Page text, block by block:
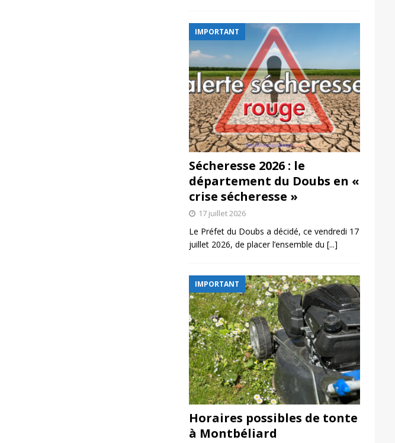
IMPORTANT
Sécheresse 2026 : le
département du Doubs en «
crise sécheresse »
17 juillet 2026
Le Préfet du Doubs a décidé, ce vendredi 17
juillet 2026, de placer l’ensemble du [...]
IMPORTANT
Horaires possibles de tonte
à Montbéliard